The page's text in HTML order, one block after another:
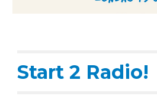
Start 2 Radio!